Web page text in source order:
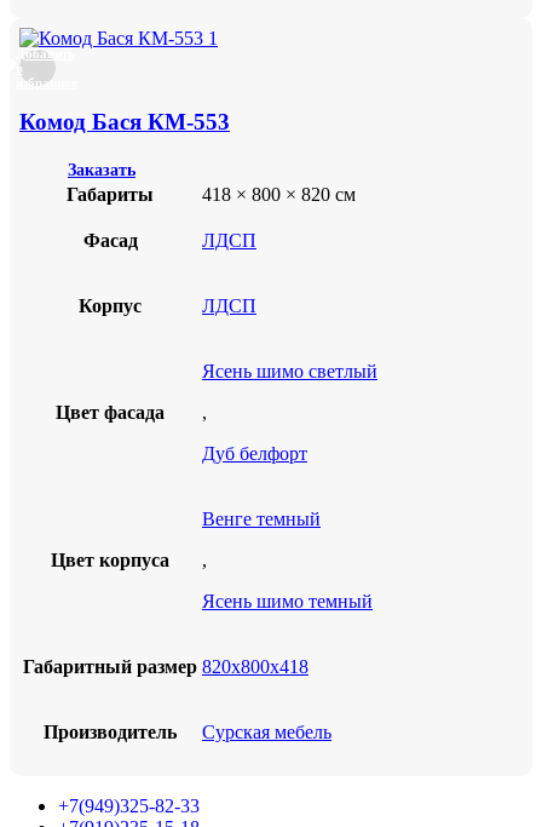
Добавить
в
избранное
Комод Бася КМ-553
Заказать
Габариты 418 × 800 × 820 см
Фасад ЛДСП
Корпус ЛДСП
Цвет фасада
Ясень шимо светлый
,
Дуб белфорт
Цвет корпуса
Венге темный
,
Ясень шимо темный
Габаритный размер 820х800х418
Производитель Сурская мебель
+7(949)325-82-33